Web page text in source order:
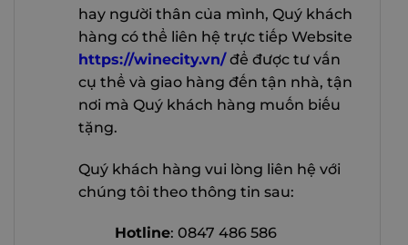
hay người thân của mình, Quý khách
hàng có thể liên hệ trực tiếp Website
https://winecity.vn/để được tư vấn
cụ thể và giao hàng đến tận nhà, tận
nơi mà Quý khách hàng muốn biếu
tặng.
Quý khách hàng vui lòng liên hệ với
chúng tôi theo thông tin sau:
Hotline: 0847 486 586